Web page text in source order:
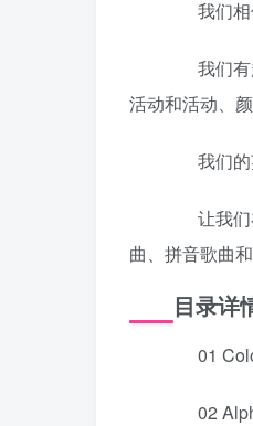
我们相
我们有
活动和活动、
我们的
让我们
曲、拼音歌曲
目录详
01
02